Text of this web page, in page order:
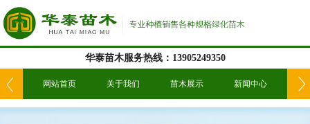
华泰苗木服务热线：13905249350
们 网站首页 关于我们 苗木展示 新闻中心 工